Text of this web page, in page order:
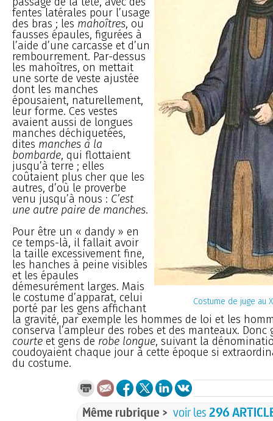
Costume de juge au
fentes latérales pour l’usage
des bras ; les mahoîtres, ou
fausses épaules, figurées à
l’aide d’une carcasse et d’un
rembourrement. Par-dessus
les mahoîtres, on mettait
une sorte de veste ajustée
dont les manches
épousaient, naturellement,
leur forme. Ces vestes
avaient aussi de longues
manches déchiquetées,
dites manches à la
bombarde, qui flottaient
jusqu’à terre ; elles
coûtaient plus cher que les
autres, d’où le proverbe
venu jusqu’à nous : C’est
une autre paire de manches.
Pour être un « dandy » en
ce temps-là, il fallait avoir
la taille excessivement fine,
les hanches à peine visibles
et les épaules
démesurément larges. Mais
le costume d’apparat, celui
porté par les gens affichant
la gravité, par exemple les hommes de loi et les
conserva l’ampleur des robes et des manteaux. Donc
courte et gens de robe longue, suivant la
coudoyaient chaque jour à cette époque si
du costume.
Même rubrique > voir les296